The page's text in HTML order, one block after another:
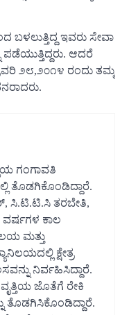
ಬಳಲುತ್ತಿದ್ದ ಇವರು ಸೇವಾ
ಪಡೆಯುತ್ತಿದ್ದರು. ಆದರೆ
೨೮,೨೦೧೪ ರಂದು ತಮ್ಮ
ಗಂಗಾವತಿ
ತೊಡಗಿಕೊಂಡಿದ್ದಾರೆ.
ಸಿ.ಟಿ.ಟಿ.ಸಿ ತರಬೇತಿ,
ವರ್ಷಗಳ ಕಾಲ
ಮತ್ತು
ಕ್ಷೇತ್ರ
ನಿರ್ವಹಿಸಿದ್ದಾರೆ.
ಜೊತೆಗೆ ರೇಕಿ
ತೊಡಗಿಸಿಕೊಂಡಿದ್ದಾರೆ.